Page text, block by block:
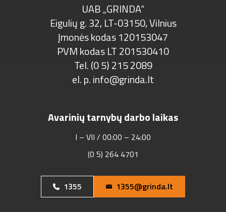
UAB „GRINDA“
Eigulių g. 32, LT-03150, Vilnius
Įmonės kodas 120153047
PVM kodas LT 201530410
Tel. (0 5) 215 2089
el. p.info@grinda.lt
Avarinių tarnybų darbo laikas
I – VII / 00:00 – 24:00
(0 5) 264 4701
1355 1355@grinda.lt